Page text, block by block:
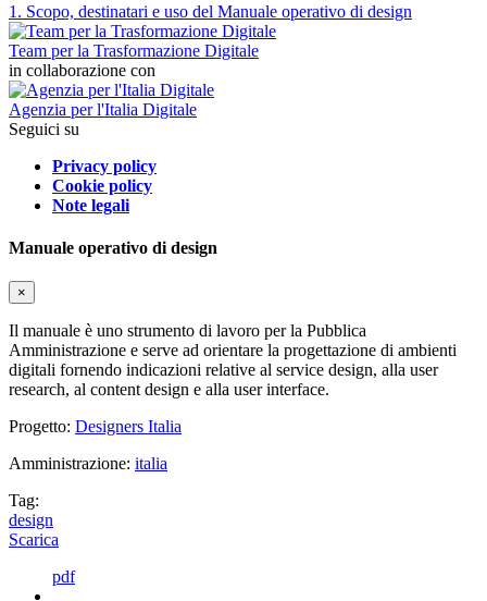
1. Scopo, destinatari e uso del Manuale operativo di design
Team per la Trasformazione Digitale
in collaborazione con
Agenzia per l'Italia Digitale
Seguici su
Privacy policy
Cookie policy
Note legali
Manuale operativo di design
×
Il manuale è uno strumento di lavoro per la Pubblica
Amministrazione e serve ad orientare la progettazione di ambienti
digitali fornendo indicazioni relative al service design, alla user
research, al content design e alla user interface.
Progetto: Designers Italia
Amministrazione: italia
Tag:
design
Scarica
pdf